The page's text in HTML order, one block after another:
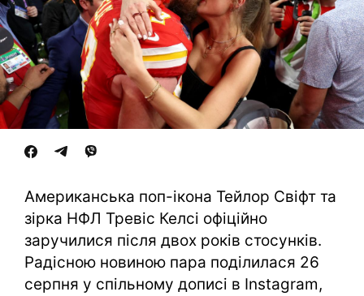
Американська поп-ікона Тейлор Свіфт та
зірка НФЛ Тревіс Келсі офіційно
заручилися після двох років стосунків.
Радісною новиною пара поділилася 26
серпня у спільному дописі в Instagram,